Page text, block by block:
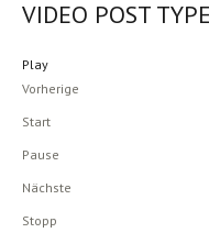
VIDEO POST TYPE
Play
Vorherige
Start
Pause
Nächste
Stopp